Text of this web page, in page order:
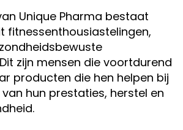
Unique Pharma bestaat
fitnessenthousiastelingen,
zijn mensen die voortdurend
producten die hen helpen bij
hun prestaties, herstel en